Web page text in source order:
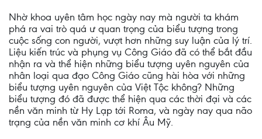
Nhờ khoa uyên tâm học ngày nay mà người ta khám
phá ra vai trò quá ư quan trọng của biểu tượng trong
cuộc sống con người, vượt hơn những suy luận của lý trí.
Liệu kiến trúc và phụng vụ Công Giáo đã có thể bắt đầu
nhận ra và thể hiện những biểu tượng uyên nguyên của
nhân loại qua đạo Công Giáo cũng hài hòa với những
biểu tượng uyên nguyên của Việt Tộc không? Những
biểu tượng đó đã được thể hiện qua các thời đại và các
nền văn minh từ Hy Lạp tới Roma, và ngày nay qua não
trạng của nền văn minh cơ khí Âu Mỹ.